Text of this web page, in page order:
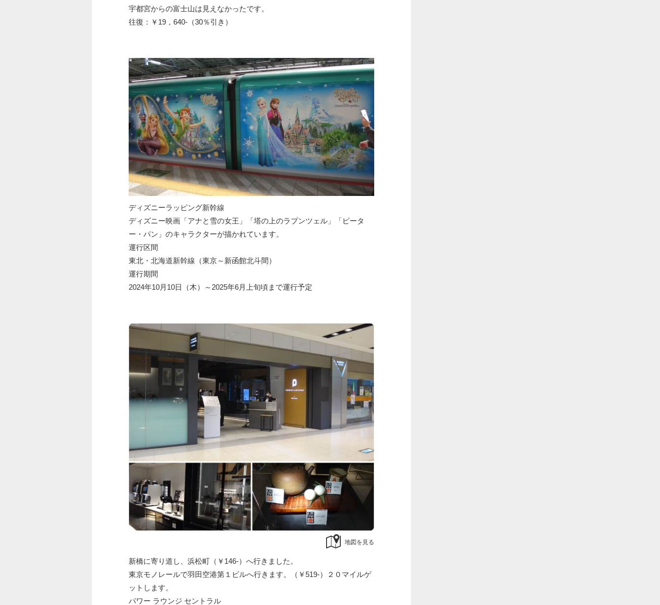
宇都宮からの富士山は見えなかったです。
往復：￥19，640-（30％引き）
ディズニーラッピング新幹線
ディズニー映画「アナと雪の女王」「塔の上のラプンツェル」「ピータ
ー・パン」のキャラクターが描かれています。
運行区間
東北・北海道新幹線（東京～新函館北斗間）
運行期間
2024年10月10日（木）～2025年6月上旬頃まで運行予定
地図を見る
新橋に寄り道し、浜松町（￥146-）へ行きました。
東京モノレールで羽田空港第１ビルへ行きます。（￥519-）２０マイルゲ
ットします。
パワー ラウンジ セントラル